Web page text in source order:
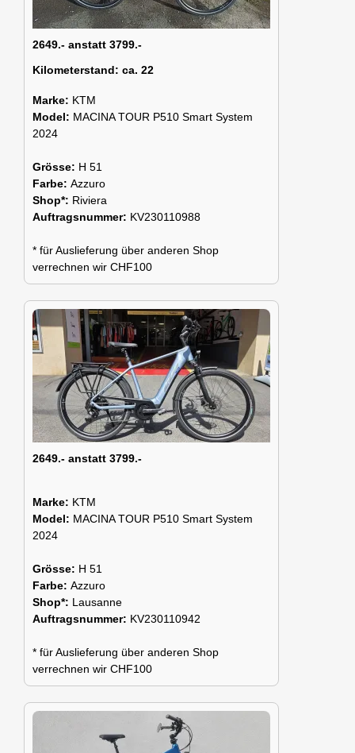
2649.- anstatt 3799.-
Kilometerstand: ca. 22
Marke: KTM
Model: MACINA TOUR P510 Smart System
2024
Grösse: H 51
Farbe: Azzuro
Shop*: Riviera
Auftragsnummer: KV230110988
* für Auslieferung über anderen Shop
verrechnen wir CHF100
2649.- anstatt 3799.-
Marke: KTM
Model: MACINA TOUR P510 Smart System
2024
Grösse: H 51
Farbe: Azzuro
Shop*: Lausanne
Auftragsnummer: KV230110942
* für Auslieferung über anderen Shop
verrechnen wir CHF100